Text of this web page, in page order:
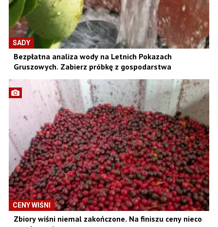
SADY
Bezpłatna analiza wody na Letnich Pokazach
Gruszowych. Zabierz próbkę z gospodarstwa
CENY WIŚNI
Zbiory wiśni niemal zakończone. Na finiszu ceny nieco